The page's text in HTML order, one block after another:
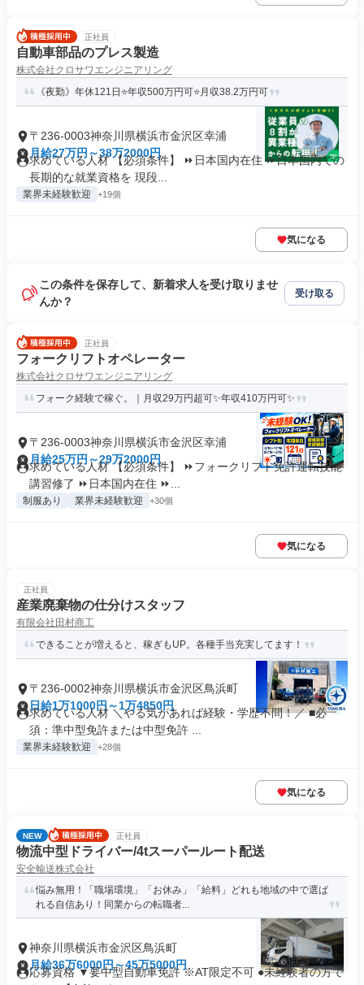
正社員
自動車部品のプレス製造
株式会社クロサワエンジニアリング
《夜勤》年休121日⭐年収500万円可⭐月収38.2万円可
〒236-0003神奈川県横浜市金沢区幸浦
月給27万円～38万2000円
求めている人材 【必須条件】 ⏩日本国内在住 ⏩日本国内での
長期的な就業資格を 現段...
業界未経験歓迎 +19個
気になる
この条件を保存して、新着求人を受け取りませ
んか？
受け取る
正社員
フォークリフトオペレーター
株式会社クロサワエンジニアリング
フォーク経験で稼ぐ。｜月収29万円超可✨年収410万円可✨
〒236-0003神奈川県横浜市金沢区幸浦
月給25万円～29万2000円
求めている人材 【必須条件】 ⏩フォークリフト免許運転技能
講習修了 ⏩日本国内在住 ⏩...
制服あり 業界未経験歓迎 +30個
気になる
正社員
産業廃棄物の仕分けスタッフ
有限会社田村商工
できることが増えると、稼ぎもUP。各種手当充実してます！
〒236-0002神奈川県横浜市金沢区鳥浜町
日給1万1000円～1万4850円
求めている人材 ＼やる気があれば経験・学歴不問！／ ■必
須：準中型免許または中型免許 ...
業界未経験歓迎 +28個
気になる
NEW 正社員
物流中型ドライバー/4tスーパールート配送
安全輸送株式会社
悩み無用！「職場環境」「お休み」「給料」どれも地域の中で選ば
れる自信あり！同業からの転職者...
神奈川県横浜市金沢区鳥浜町
月給36万6000円～45万5000円
応募資格 ▼要中型自動車免許 ※AT限定不可 ●未経験者の方で